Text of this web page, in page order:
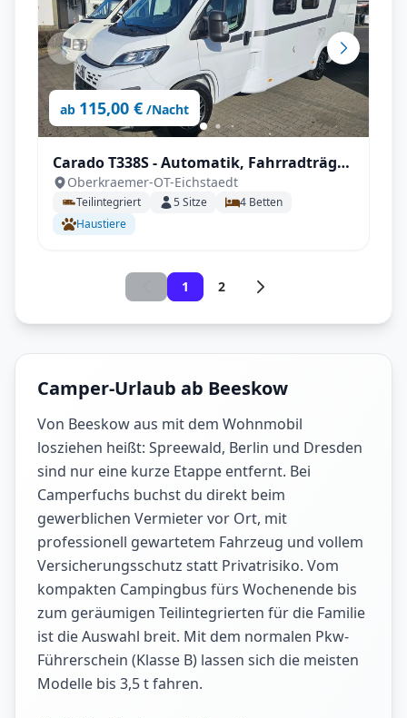
ab 115,00 € /Nacht
Carado T338S - Automatik, Fahrradträger,
inkl. Sonderzubehör
Oberkraemer-OT-Eichstaedt
Teilintegriert 5Sitze 4 Betten
Haustiere
1 2
Camper-Urlaub ab Beeskow
Von Beeskow aus mit dem Wohnmobil
losziehen heißt: Spreewald, Berlin und Dresden
sind nur eine kurze Etappe entfernt. Bei
Camperfuchs buchst du direkt beim
gewerblichen Vermieter vor Ort, mit
professionell gewartetem Fahrzeug und vollem
Versicherungsschutz statt Privatrisiko. Vom
kompakten Campingbus fürs Wochenende bis
zum geräumigen Teilintegrierten für die Familie
ist die Auswahl breit. Mit dem normalen Pkw-
Führerschein (Klasse B) lassen sich die meisten
Modelle bis 3,5 t fahren.